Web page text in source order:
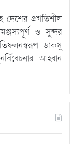
দেশের প্রগতিশীল
ও সুন্দর
ডাকসু
আহ্বান